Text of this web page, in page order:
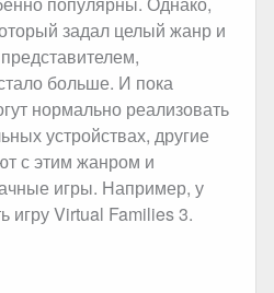
задал целый жанр и
больше. И пока
нормально реализовать
устройствах, другие
с этим жанром и
игры. Например, у
игру Virtual Families 3.